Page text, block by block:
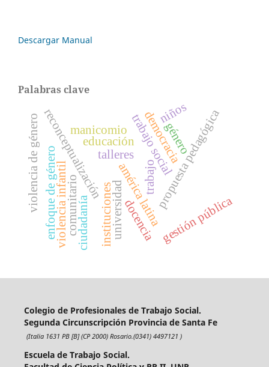
Descargar Manual
Palabras clave
tallerestrabajo socialpropuesta pedagógica
instituciones
reconceptualizaciónamérica latinagestión pública
violencia de géneroviolencia infantil universidad
educación
docencia
enfoque de género
democracia
ciudadanía
género
manicomio
comunitario
niños
trabajo
Colegio de Profesionales de Trabajo Social.
Segunda Circunscripción Provincia de Santa Fe
(Italia 1631 PB [B] (CP 2000) Rosario.(0341) 4497121 )
Escuela de Trabajo Social.